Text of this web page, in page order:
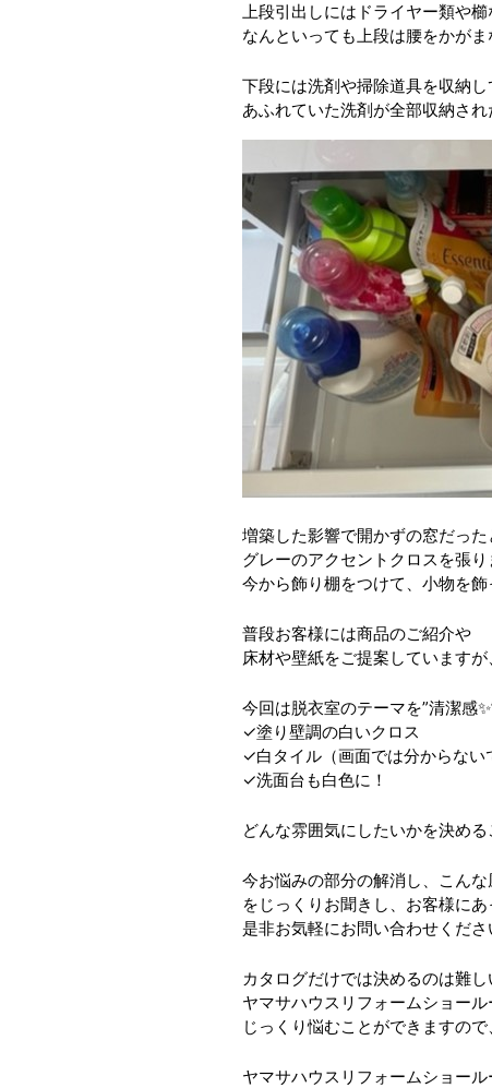
上段引出しにはドライヤー類や
なんといっても上段は腰をかが
下段には洗剤や掃除道具を収納し
あふれていた洗剤が全部収納さ
増築した影響で開かずの窓だっ
グレーのアクセントクロスを張り
今から飾り棚をつけて、小物を
普段お客様には商品のご紹介や
床材や壁紙をご提案しています
今回は脱衣室のテーマを”清潔感
✓塗り壁調の白いクロス
✓白タイル（画面では分からない
✓洗面台も白色に！
どんな雰囲気にしたいかを決め
今お悩みの部分の解消し、こんな
をじっくりお聞きし、お客様に
是非お気軽にお問い合わせくだ
カタログだけでは決めるのは難し
ヤマサハウスリフォームショー
じっくり悩むことができますの
ヤマサハウスリフォームショー